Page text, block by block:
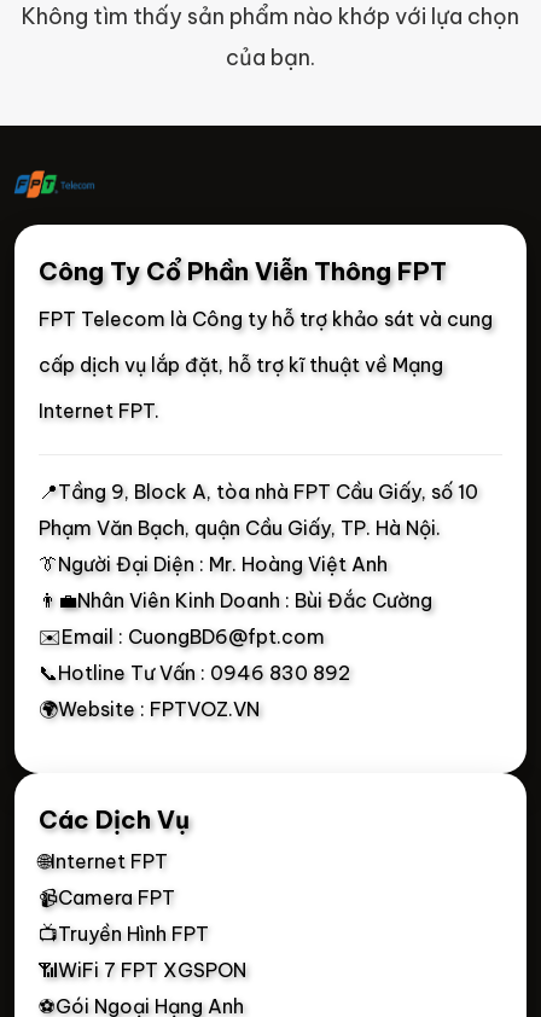
Không tìm thấy sản phẩm nào khớp với lựa chọn
của bạn.
Công Ty Cổ Phần Viễn Thông FPT
FPT Telecom là Công ty hỗ trợ khảo sát và cung
cấp dịch vụ lắp đặt, hỗ trợ kĩ thuật về Mạng
Internet FPT.
📍Tầng 9, Block A, tòa nhà FPT Cầu Giấy, số 10
Phạm Văn Bạch, quận Cầu Giấy, TP. Hà Nội.
👔Người Đại Diện : Mr. Hoàng Việt Anh
👨‍💼Nhân Viên Kinh Doanh : Bùi Đắc Cường
✉️Email : CuongBD6@fpt.com
📞Hotline Tư Vấn : 0946 830 892
🌍Website : FPTVOZ.VN
Các Dịch Vụ
🌐Internet FPT
📹Camera FPT
📺Truyền Hình FPT
📶WiFi 7 FPT XGSPON
⚽Gói Ngoại Hạng Anh